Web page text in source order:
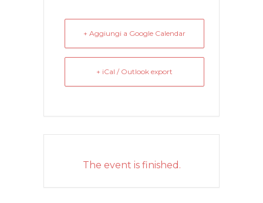
+ Aggiungi a Google Calendar
+ iCal / Outlook export
The event is finished.